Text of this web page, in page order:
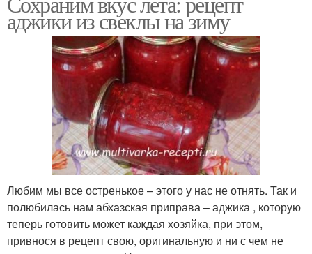
аджики из свеклы на зиму
Любим мы все остренькое – этого у нас не отнять. Так и
полюбилась нам абхазская приправа – аджика , которую
теперь готовить может каждая хозяйка, при этом,
привнося в рецепт свою, оригинальную и ни с чем не